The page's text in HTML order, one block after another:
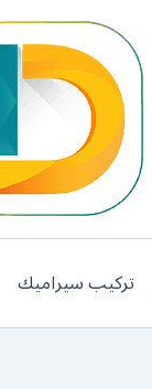
تركيب سيراميك